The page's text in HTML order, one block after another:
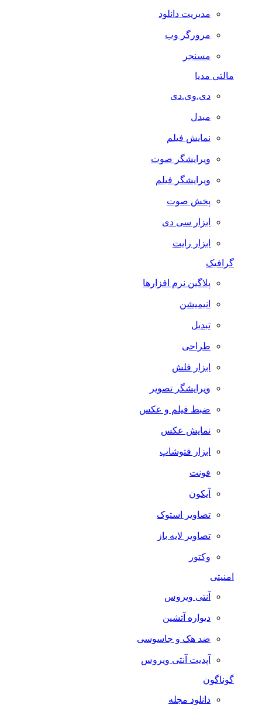
مدیریت دانلود
مرورگر وب
مسنجر
مالتی مدیا
دی.وی.دی
مبدل
نمایش فیلم
ویرایشگر صوت
ویرایشگر فیلم
پخش صوت
ابزار سی دی
ابزار رایت
گرافیک
پلاگین نرم افزارها
انیمیشن
تبدیل
طراحی
ابزار فلش
ویرایشگر تصویر
ضبط فيلم و عكس
نمایش عکس
ابزار فتوشاپ
فونت
آیکون
تصاویر استوک
تصاویر لایه باز
وکتور
امنیتی
آنتی ویروس
دیواره آتشین
ضد هک و جاسوسی
آپدیت آنتی ویروس
گوناگون
دانلود مجله